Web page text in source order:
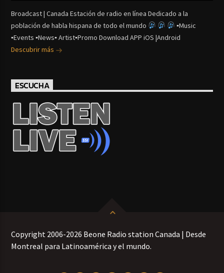
Broadcast | Canada Estación de radio en línea Dedicado a la
población de habla hispana de todo el mundo
▪Music
▪Events ▪News▪ Artist▪Promo Download APP iOS |Android
Descubrir más
ESCUCHA
Copyright 2006-2026 Beone Radio station Canada | Desde
Montreal para Latinoamérica y el mundo.